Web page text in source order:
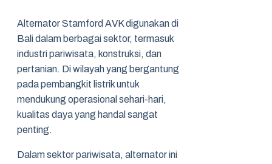
Alternator Stamford AVK digunakan di
Bali dalam berbagai sektor, termasuk
industri pariwisata, konstruksi, dan
pertanian. Di wilayah yang bergantung
pada pembangkit listrik untuk
mendukung operasional sehari-hari,
kualitas daya yang handal sangat
penting.
Dalam sektor pariwisata, alternator ini